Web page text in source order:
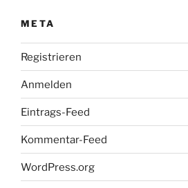
META
Registrieren
Anmelden
Eintrags-Feed
Kommentar-Feed
WordPress.org